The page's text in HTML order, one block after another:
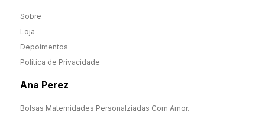
Sobre
Loja
Depoimentos
Política de Privacidade
Ana Perez
Bolsas Maternidades Personalziadas Com Amor.